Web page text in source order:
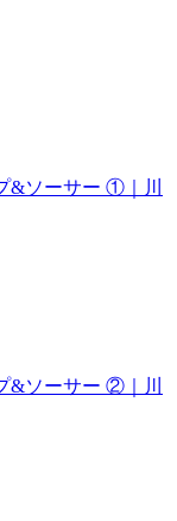
&ソーサー ①｜川
&ソーサー ②｜川